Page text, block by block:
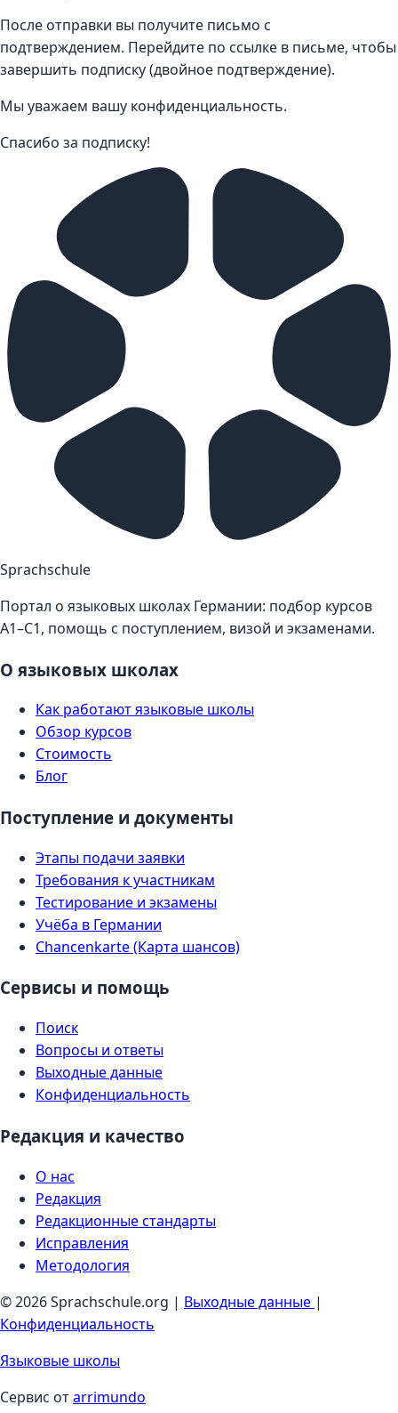
После отправки вы получите письмо с
подтверждением. Перейдите по ссылке в письме, чтобы
завершить подписку (двойное подтверждение).
Мы уважаем вашу конфиденциальность.
Спасибо за подписку!
Sprachschule
Портал о языковых школах Германии: подбор курсов
A1–C1, помощь с поступлением, визой и экзаменами.
О языковых школах
Как работают языковые школы
Обзор курсов
Стоимость
Блог
Поступление и документы
Этапы подачи заявки
Требования к участникам
Тестирование и экзамены
Учёба в Германии
Chancenkarte (Карта шансов)
Сервисы и помощь
Поиск
Вопросы и ответы
Выходные данные
Конфиденциальность
Редакция и качество
О нас
Редакция
Редакционные стандарты
Исправления
Методология
© 2026 Sprachschule.org | Выходные данные |
Конфиденциальность
Языковые школы
Сервис отarrimundo